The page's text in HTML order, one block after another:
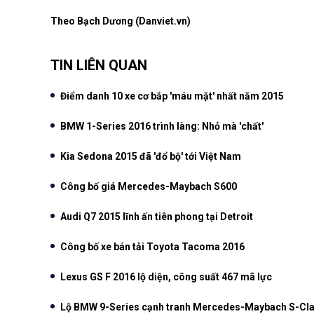
Theo Bạch Dương (Danviet.vn)
TIN LIÊN QUAN
Điểm danh 10 xe cơ bắp 'máu mặt' nhất năm 2015
BMW 1-Series 2016 trình làng: Nhỏ mà 'chất'
Kia Sedona 2015 đã 'đổ bộ' tới Việt Nam
Công bố giá Mercedes-Maybach S600
Audi Q7 2015 lĩnh ấn tiên phong tại Detroit
Công bố xe bán tải Toyota Tacoma 2016
Lexus GS F 2016 lộ diện, công suất 467 mã lực
Lộ BMW 9-Series cạnh tranh Mercedes-Maybach S-